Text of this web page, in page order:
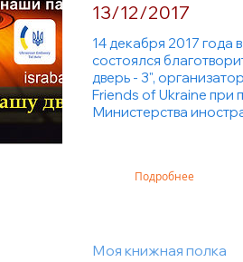
13/12/2017
14 декабря 2017 года
состоялся
дверь - 3",
Friends of Ukraine при
Министерства
Подробнее
Моя книжная полка